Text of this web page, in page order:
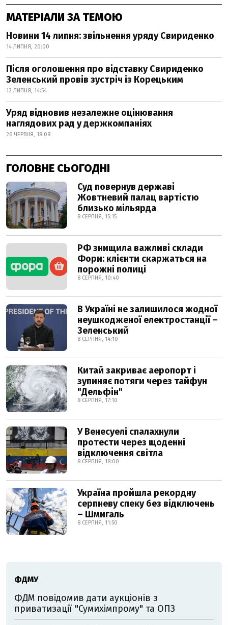
МАТЕРІАЛИ ЗА ТЕМОЮ
Новини 14 липня: звільнення уряду Свириденко
14 ЛИПНЯ, 20:00
Після оголошення про відставку Свириденко
Зеленський провів зустріч із Корецьким
12 ЛИПНЯ, 14:54
Уряд відновив незалежне оцінювання
наглядових рад у держкомпаніях
26 ЧЕРВНЯ, 18:09
ГОЛОВНЕ СЬОГОДНІ
Суд повернув державі
Жовтневий палац вартістю
близько мільярда
8 СЕРПНЯ, 15:15
РФ знищила важливі склади
Фори: клієнти скаржаться на
порожні полиці
8 СЕРПНЯ, 10:40
В Україні не залишилося жодної
неушкодженої електростанції –
Зеленський
8 СЕРПНЯ, 14:10
Китай закриває аеропорт і
зупиняє потяги через тайфун
"Дельфін"
8 СЕРПНЯ, 17:10
У Венесуелі спалахнули
протести через щоденні
відключення світла
8 СЕРПНЯ, 18:00
Україна пройшла рекордну
серпневу спеку без відключень
– Шмигаль
8 СЕРПНЯ, 11:50
ФДМУ
ФДМ повідомив дати аукціонів з
приватизації "Сумихімпрому" та ОПЗ